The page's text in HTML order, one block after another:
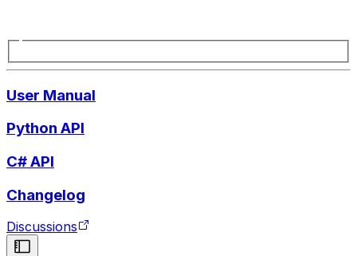
User Manual
Python API
C# API
Changelog
Discussions